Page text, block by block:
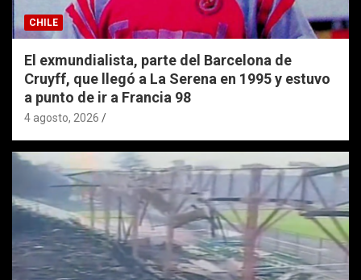
CHILE
El exmundialista, parte del Barcelona de
Cruyff, que llegó a La Serena en 1995 y estuvo
a punto de ir a Francia 98
4 agosto, 2026